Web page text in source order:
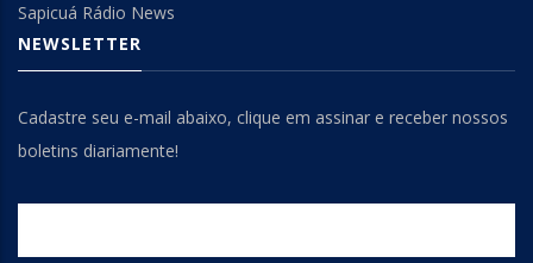
Sapicuá Rádio News
NEWSLETTER
Cadastre seu e-mail abaixo, clique em assinar e receber nossos
boletins diariamente!